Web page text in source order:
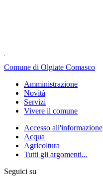
Comune di Olgiate Comasco
Amministrazione
Novità
Servizi
Vivere il comune
Accesso all'informazione
Acqua
Agricoltura
Tutti gli argomenti...
Seguici su